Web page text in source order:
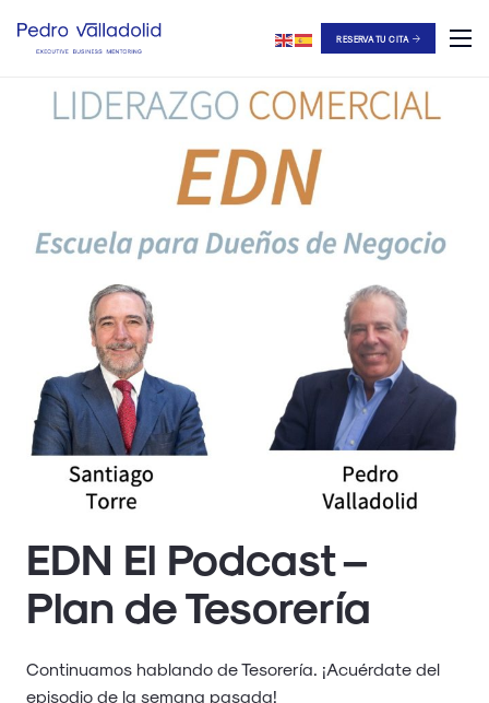
RESERVA TU CITA
EDN El Podcast –
Plan de Tesorería
Continuamos hablando de Tesorería. ¡Acuérdate del
episodio de la semana pasada!